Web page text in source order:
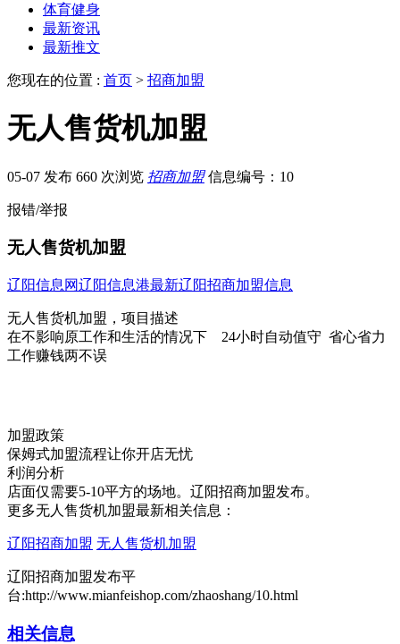
体育健身
最新资讯
最新推文
您现在的位置 : 首页 > 招商加盟
无人售货机加盟
05-07 发布 660 次浏览 招商加盟 信息编号：10
报错/举报
无人售货机加盟
辽阳信息网辽阳信息港最新辽阳招商加盟信息
无人售货机加盟，项目描述
在不影响原工作和生活的情况下 24小时自动值守 省心省力
工作赚钱两不误
加盟政策
保姆式加盟流程让你开店无忧
利润分析
店面仅需要5-10平方的场地。辽阳招商加盟发布。
更多无人售货机加盟最新相关信息：
辽阳招商加盟 无人售货机加盟
辽阳招商加盟发布平
台:http://www.mianfeishop.com/zhaoshang/10.html
相关信息